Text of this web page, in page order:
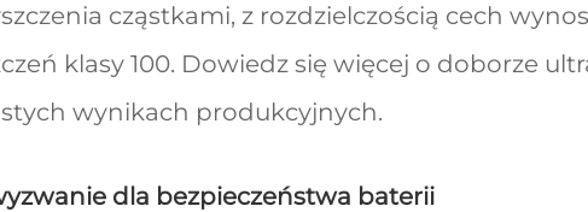
cząstkami, z rozdzielczością cech
klasy 100. Dowiedz się więcej o doborze
wynikach produkcyjnych.
dla bezpieczeństwa baterii